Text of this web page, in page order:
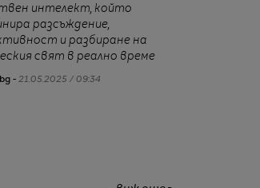
интелект, който
разсъждение,
и разбиране на
свят в реално време
- 21.05.2025 / 09:34